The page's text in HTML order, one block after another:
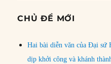
CHỦ ĐỀ MỚI
Hai bài diễn văn của Đại
dịp khởi công và khánh